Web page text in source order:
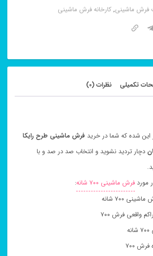
فرش ماشینی,کارخانه فرش ماشینی
تکمیلی نظرات (0)
این شده که شما در خرید فرش ماشینی طرح رایکا
دچار تردید نشوید و انتخاب صد در صد و با
موردفرش ماشینی ۷۰۰ شانه
:
۷۰۰ شانه
واقعی فرش ۷۰۰
۷۰۰